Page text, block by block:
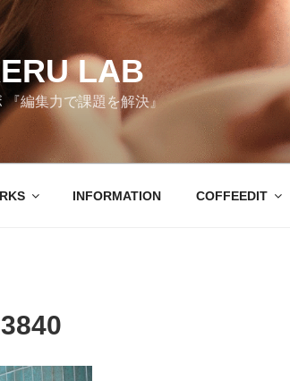
LAB
『編集力で課題を解決』
INFORMATION COFFEEDIT